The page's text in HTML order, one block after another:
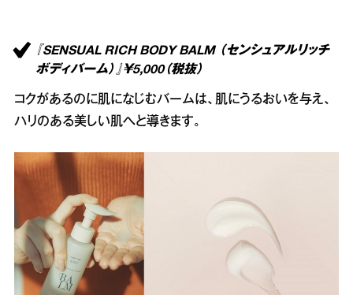
『SENSUAL RICH BODY BALM （センシュアルリッチ
ボディバーム）』￥5,000（税抜）
コクがあるのに肌になじむバームは、肌にうるおいを与え、
ハリのある美しい肌へと導きます。